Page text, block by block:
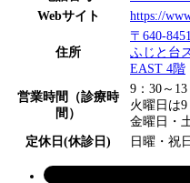
Webサイト
https://
住所
〒640-
ふじと台
EAST 4階
営業時間（診療時
間）
9：30～
火曜日は9
金曜日・
定休日(休診日)
日曜・祝日